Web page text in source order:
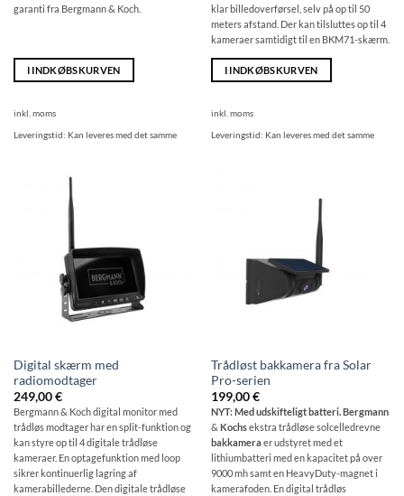
garanti fra Bergmann & Koch.
I INDKØBSKURVEN
inkl. moms
Leveringstid: Kan leveres med det samme
klar billedoverførsel, selv på op til 50
meters afstand. Der kan tilsluttes op til 4
kameraer samtidigt til en BKM71-skærm.
I INDKØBSKURVEN
inkl. moms
Leveringstid: Kan leveres med det samme
Digital skærm med
radiomodtager
249,00€
Bergmann & Koch digital monitor med
trådløs modtager har en split-funktion og
kan styre op til 4 digitale trådløse
kameraer. En optagefunktion med loop
sikrer kontinuerlig lagring af
kamerabillederne. Den digitale trådløse
Trådløst bakkamera fra Solar
Pro-serien
199,00€
NYT: Med udskifteligt batteri. Bergmann
& Kochsekstra trådløse solcelledrevne
bakkameraer udstyret med et
lithiumbatteri med en kapacitet på over
9000 mh samt en HeavyDuty-magnet i
kamerafoden. En digital trådløs